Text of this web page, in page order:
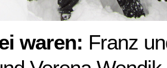
waren: Franz